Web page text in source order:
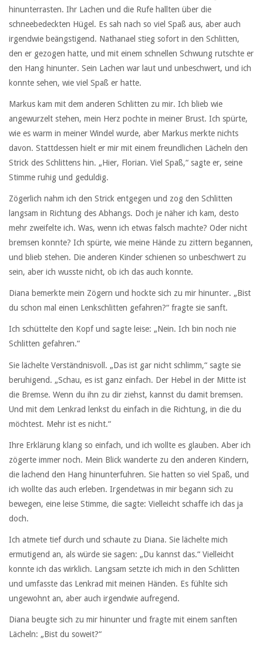
hinunterrasten. Ihr Lachen und die Rufe hallten über die
schneebedeckten Hügel. Es sah nach so viel Spaß aus, aber auch
irgendwie beängstigend. Nathanael stieg sofort in den Schlitten,
den er gezogen hatte, und mit einem schnellen Schwung rutschte er
den Hang hinunter. Sein Lachen war laut und unbeschwert, und ich
konnte sehen, wie viel Spaß er hatte.
Markus kam mit dem anderen Schlitten zu mir. Ich blieb wie
angewurzelt stehen, mein Herz pochte in meiner Brust. Ich spürte,
wie es warm in meiner Windel wurde, aber Markus merkte nichts
davon. Stattdessen hielt er mir mit einem freundlichen Lächeln den
Strick des Schlittens hin. „Hier, Florian. Viel Spaß,“ sagte er, seine
Stimme ruhig und geduldig.
Zögerlich nahm ich den Strick entgegen und zog den Schlitten
langsam in Richtung des Abhangs. Doch je näher ich kam, desto
mehr zweifelte ich. Was, wenn ich etwas falsch machte? Oder nicht
bremsen konnte? Ich spürte, wie meine Hände zu zittern begannen,
und blieb stehen. Die anderen Kinder schienen so unbeschwert zu
sein, aber ich wusste nicht, ob ich das auch konnte.
Diana bemerkte mein Zögern und hockte sich zu mir hinunter. „Bist
du schon mal einen Lenkschlitten gefahren?“ fragte sie sanft.
Ich schüttelte den Kopf und sagte leise: „Nein. Ich bin noch nie
Schlitten gefahren.“
Sie lächelte Verständnisvoll. „Das ist gar nicht schlimm,“ sagte sie
beruhigend. „Schau, es ist ganz einfach. Der Hebel in der Mitte ist
die Bremse. Wenn du ihn zu dir ziehst, kannst du damit bremsen.
Und mit dem Lenkrad lenkst du einfach in die Richtung, in die du
möchtest. Mehr ist es nicht.“
Ihre Erklärung klang so einfach, und ich wollte es glauben. Aber ich
zögerte immer noch. Mein Blick wanderte zu den anderen Kindern,
die lachend den Hang hinunterfuhren. Sie hatten so viel Spaß, und
ich wollte das auch erleben. Irgendetwas in mir begann sich zu
bewegen, eine leise Stimme, die sagte: Vielleicht schaffe ich das ja
doch.
Ich atmete tief durch und schaute zu Diana. Sie lächelte mich
ermutigend an, als würde sie sagen: „Du kannst das.“ Vielleicht
konnte ich das wirklich. Langsam setzte ich mich in den Schlitten
und umfasste das Lenkrad mit meinen Händen. Es fühlte sich
ungewohnt an, aber auch irgendwie aufregend.
Diana beugte sich zu mir hinunter und fragte mit einem sanften
Lächeln: „Bist du soweit?“